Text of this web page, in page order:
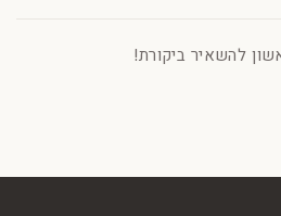
להשאיר ביקורת!